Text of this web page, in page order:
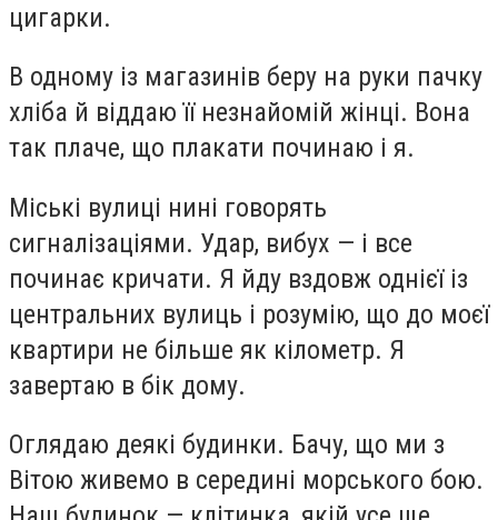
цигарки.
В одному із магазинів беру на руки пачку
хліба й віддаю її незнайомій жінці. Вона
так плаче, що плакати починаю і я.
Міські вулиці нині говорять
сигналізаціями. Удар, вибух — і все
починає кричати. Я йду вздовж однієї із
центральних вулиць і розумію, що до моєї
квартири не більше як кілометр. Я
завертаю в бік дому.
Оглядаю деякі будинки. Бачу, що ми з
Вітою живемо в середині морського бою.